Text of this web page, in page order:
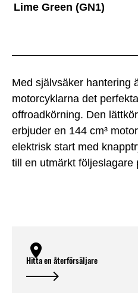
Med självsäker hantering
motorcyklarna det
offroadkörning. Den
erbjuder en 144 cm³
elektrisk start med
till en utmärkt följeslagare
Lime Green (GN1)
Hitta en återförsäljare